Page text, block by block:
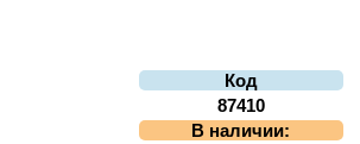
Код
87410
В наличии: